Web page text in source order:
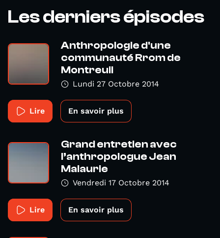
Les derniers épisodes
Anthropologie d'une
communauté Rrom de
Montreuil
Lundi 27 Octobre 2014
Lire En savoir plus
Grand entretien avec
l’anthropologue Jean
Malaurie
Vendredi 17 Octobre 2014
Lire En savoir plus